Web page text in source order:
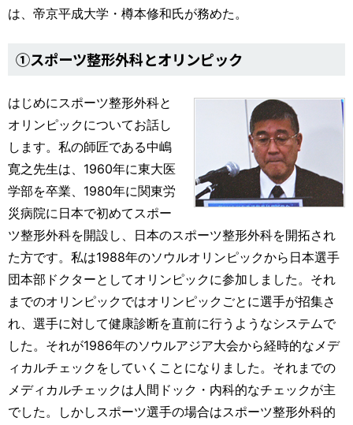
は、帝京平成大学・樽本修和氏が務めた。
①スポーツ整形外科とオリンピック
はじめにスポーツ整形外科と
オリンピックについてお話し
します。私の師匠である中嶋
寛之先生は、1960年に東大医
学部を卒業、1980年に関東労
災病院に日本で初めてスポー
ツ整形外科を開設し、日本のスポーツ整形外科を開拓され
た方です。私は1988年のソウルオリンピックから日本選手
団本部ドクターとしてオリンピックに参加しました。それ
までのオリンピックではオリンピックごとに選手が招集さ
れ、選手に対して健康診断を直前に行うようなシステムで
した。それが1986年のソウルアジア大会から経時的なメデ
ィカルチェックをしていくことになりました。それまでの
メディカルチェックは人間ドック・内科的なチェックが主
でした。しかしスポーツ選手の場合はスポーツ整形外科的